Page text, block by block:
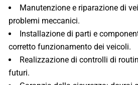
Manutenzione e riparazione di
problemi meccanici.
Installazione di parti e
corretto funzionamento dei veicoli.
Realizzazione di controlli di
futuri.